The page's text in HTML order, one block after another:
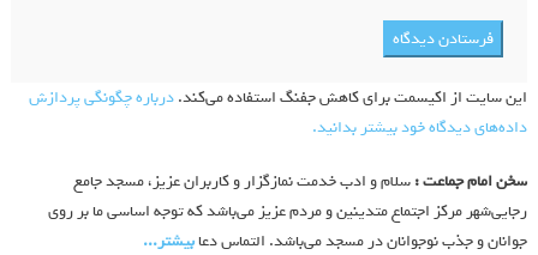
این سایت از اکیسمت برای کاهش جفنگ استفاده می‌کند.درباره چگونگی پردازش
داده‌های دیدگاه خود بیشتر بدانید.
سخن امام جماعت :سلام و ادب خدمت نمازگزار و کاربران عزیز، مسجد جامع
رجایی‌شهر مرکز اجتماع متدینین و مردم عزیز می‌باشد که توجه اساسی ما بر روی
جوانان و جذب نوجوانان در مسجد می‌باشد. التماس دعابیشتر‫...‬